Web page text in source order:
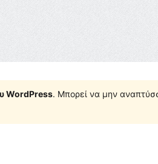
WordPress. Μπορεί να μην